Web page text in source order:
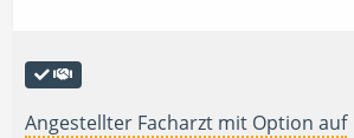
Angestellter Facharzt mit Option auf